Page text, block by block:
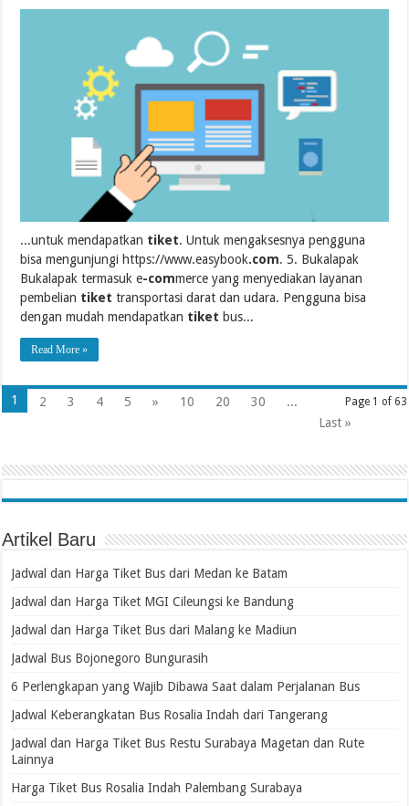
...untuk mendapatkan tiket. Untuk mengaksesnya pengguna
bisa mengunjungi https://www.easybook.com. 5. Bukalapak
Bukalapak termasuk e-commerce yang menyediakan layanan
pembelian tiket transportasi darat dan udara. Pengguna bisa
dengan mudah mendapatkan tiket bus...
Read More »
Page 1 of 63
1 2 3 4 5 » 10 20 30
...
Last »
Artikel Baru
Jadwal dan Harga Tiket Bus dari Medan ke Batam
Jadwal dan Harga Tiket MGI Cileungsi ke Bandung
Jadwal dan Harga Tiket Bus dari Malang ke Madiun
Jadwal Bus Bojonegoro Bungurasih
6 Perlengkapan yang Wajib Dibawa Saat dalam Perjalanan Bus
Jadwal Keberangkatan Bus Rosalia Indah dari Tangerang
Jadwal dan Harga Tiket Bus Restu Surabaya Magetan dan Rute
Lainnya
Harga Tiket Bus Rosalia Indah Palembang Surabaya